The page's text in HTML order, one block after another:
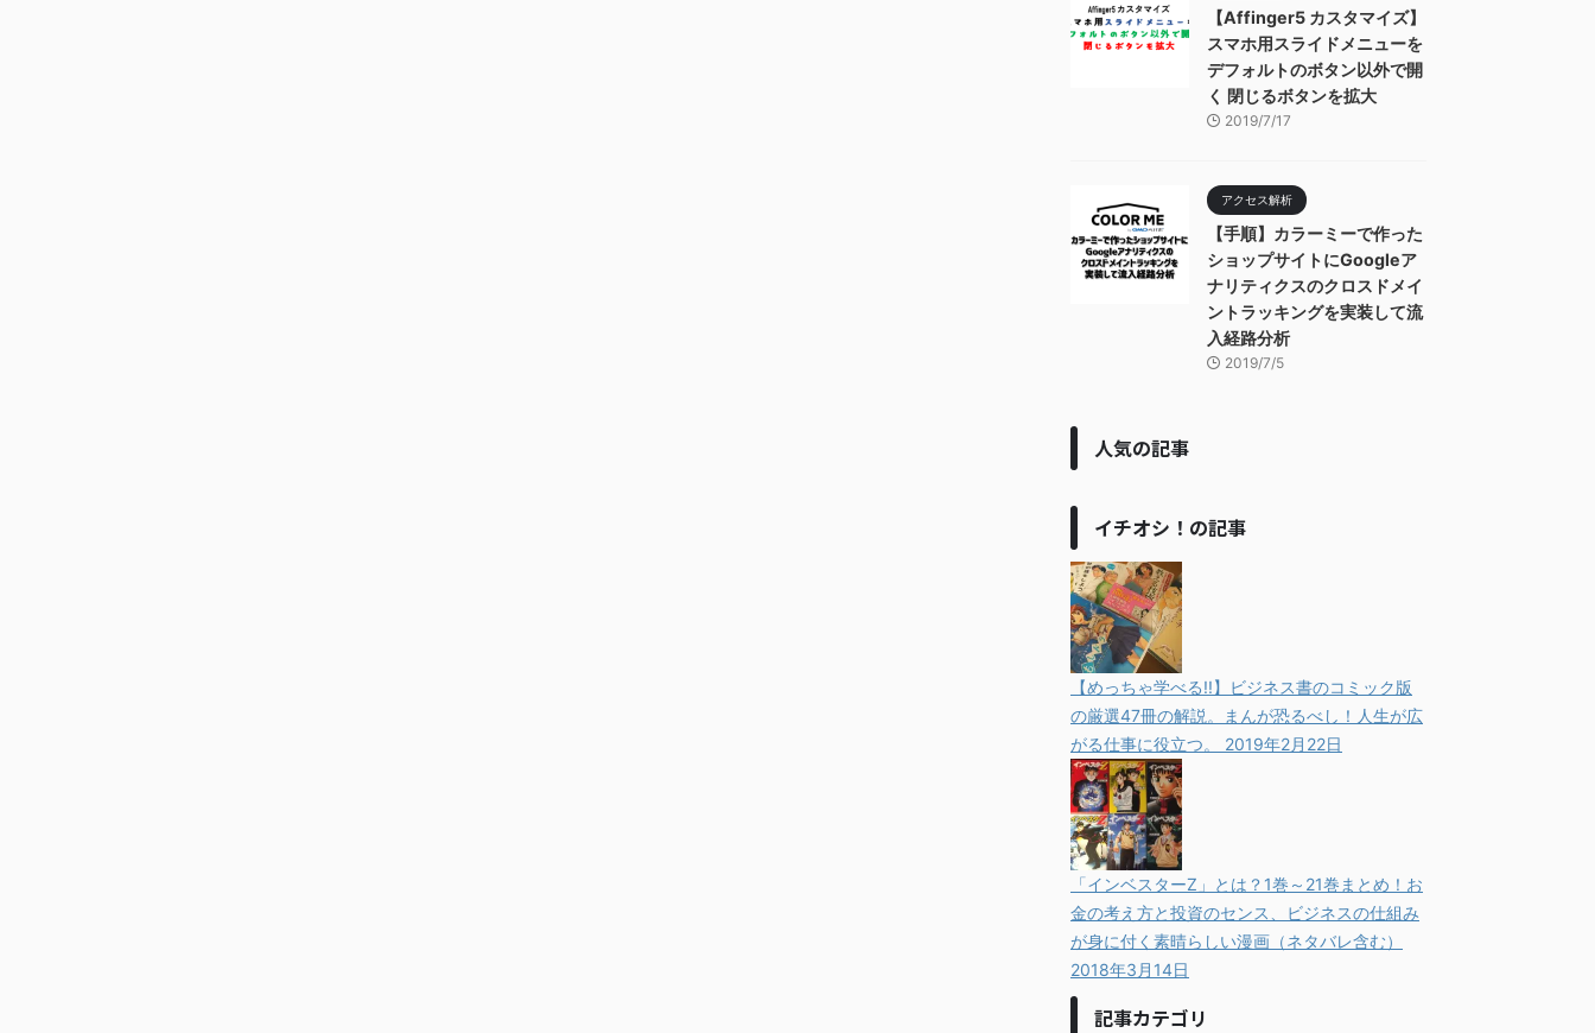
【Affinger5 カスタマイズ】
スマホ用スライドメニューを
デフォルトのボタン以外で開
く 閉じるボタンを拡大
2019/7/17
アクセス解析
【手順】カラーミーで作った
ショップサイトにGoogleア
ナリティクスのクロスドメイ
ントラッキングを実装して流
入経路分析
2019/7/5
人気の記事
イチオシ！の記事
【めっちゃ学べる!!】ビジネス書のコミック版
の厳選47冊の解説。まんが恐るべし！人生が広
がる仕事に役立つ。 2019年2月22日
「インベスターZ」とは？1巻～21巻まとめ！お
金の考え方と投資のセンス、ビジネスの仕組み
が身に付く素晴らしい漫画（ネタバレ含む）
2018年3月14日
記事カテゴリ